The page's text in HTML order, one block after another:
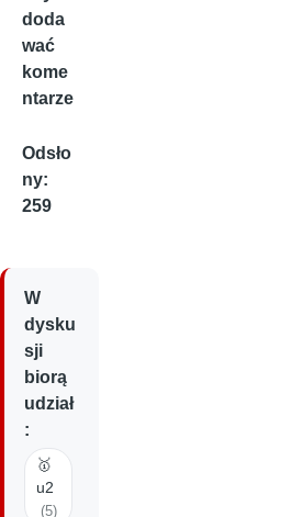
doda
wać
kome
ntarze
Odsło
ny:
259
W
dysku
sji
biorą
udział
:
🥇
u2
(5)